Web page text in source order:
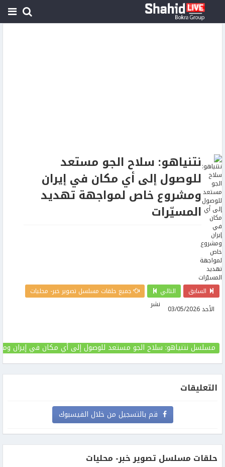
نتنياهو: سلاح الجو مستعد
للوصول إلى أي مكان في إيران
ومشروع خاص لمواجهة تهديد
المسيّرات
السابق التالي
جميع حلقات مسلسل تصوير خبر- محليات
نشر
الأحد 03/05/2026
مسلسل نتنياهو: سلاح الجو مستعد للوصول إلى أي مكان في إيران
التعليقات
قم بالتسجيل من خلال الفيسبوك
حلقات مسلسل تصوير خبر- محليات